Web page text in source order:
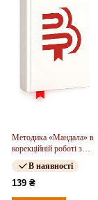
Методика «Мандала» в
корекційній роботі з
дітьми та підлітками
В наявності
139 ₴